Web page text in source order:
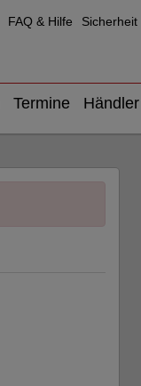
FAQ & Hilfe Sicherheit
Termine Händler